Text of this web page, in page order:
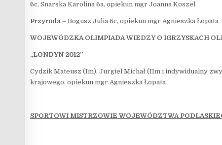
6c, Snarska Karolina 6a, opiekun mgr Joanna Koszel
Przyroda – Bogusz Julia 6c, opiekun mgr Agnieszka Łopata
WOJEWÓDZKA OLIMPIADA WIEDZY O IGRZYSKACH
„LONDYN 2012”
Cydzik Mateusz (Im), Jurgiel Michał (IIm i indywidualny
krajowego, opiekun mgr Agnieszka Łopata
SPORTOWI MISTRZOWIE WOJEWÓDZTWA